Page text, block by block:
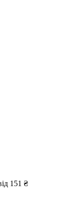
151 ₴